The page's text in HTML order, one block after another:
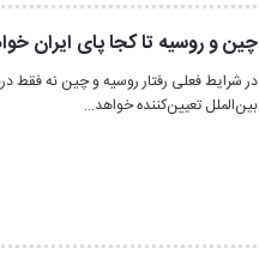
چین و روسیه تا کجا پای ایران
در شرایط فعلی رفتار روسیه و چین نه‌ فقط
بین‌الملل تعیین‌کننده خواهد…